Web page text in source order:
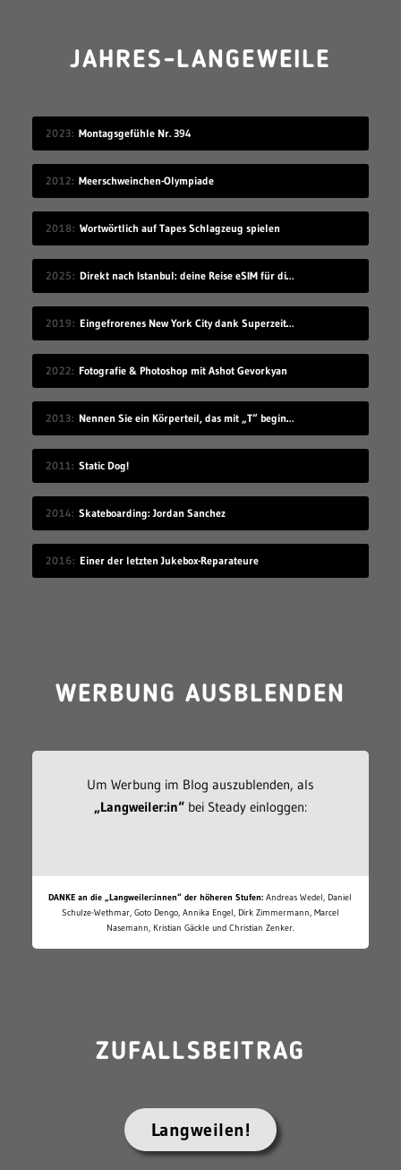
JAHRES-LANGEWEILE
2023 Montagsgefühle Nr. 394
2012 Meerschweinchen-Olympiade
2018 Wortwörtlich auf Tapes Schlagzeug spielen
2025 Direkt nach Istanbul: deine Reise eSIM für die Türkei
2019 Eingefrorenes New York City dank Superzeitlupe
2022 Fotografie & Photoshop mit Ashot Gevorkyan
2013 Nennen Sie ein Körperteil, das mit „T“ beginnt
2011 Static Dog!
2014 Skateboarding: Jordan Sanchez
2016 Einer der letzten Jukebox-Reparateure
WERBUNG AUSBLENDEN
Um Werbung im Blog auszublenden, als
„Langweiler:in“bei Steady einloggen:
DANKE an die „Langweiler:innen“ der höheren Stufen: Andreas Wedel, Daniel
Schulze-Wethmar, Goto Dengo, Annika Engel, Dirk Zimmermann, Marcel
Nasemann, Kristian Gäckle und Christian Zenker.
ZUFALLSBEITRAG
Langweilen!